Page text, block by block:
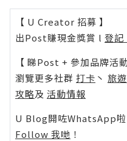
【 U Creator 招募 】
出Post賺現金獎賞 l 登記
【 睇Post + 參加品牌活動
瀏覽更多社群 打卡 丶 旅遊
攻略及 活動情報
U Blog開咗WhatsApp啦
Follow 我哋 ！